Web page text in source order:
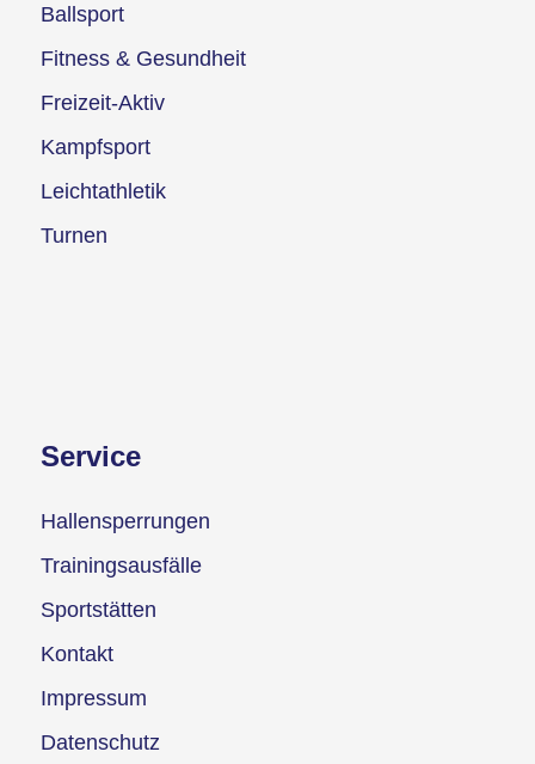
Ballsport
Fitness & Gesundheit
Freizeit-Aktiv
Kampfsport
Leichtathletik
Turnen
Service
Hallensperrungen
Trainingsausfälle
Sportstätten
Kontakt
Impressum
Datenschutz